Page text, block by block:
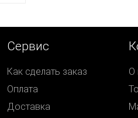
Сервис
Как сделать заказ
Оплата
Доставка
О